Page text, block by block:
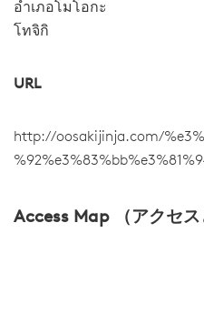
อำเภอโมโอกะ
โทจิกิ
URL
http://oosakijinja.com/
Access Map （アクセス